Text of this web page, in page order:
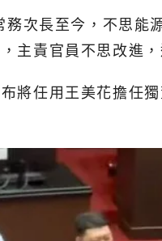
次長至今，不思能
主責官員不思改進
將任用王美花擔任